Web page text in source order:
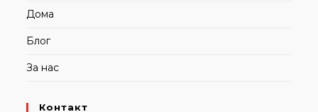
Дома
Блог
За нас
Контакт